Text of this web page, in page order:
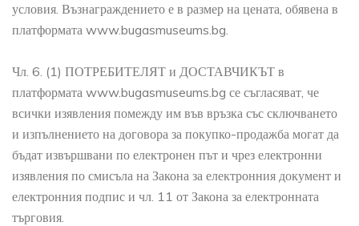
условия. Възнаграждението е в размер на цената, обявена в
платформата www.bugasmuseums.bg.
Чл. 6. (1) ПОТРЕБИТЕЛЯТ и ДОСТАВЧИКЪТ в
платформата www.bugasmuseums.bg се съгласяват, че
всички изявления помежду им във връзка със сключването
и изпълнението на договора за покупко-продажба могат да
бъдат извършвани по електронен път и чрез електронни
изявления по смисъла на Закона за електронния документ и
електронния подпис и чл. 11 от Закона за електронната
търговия.